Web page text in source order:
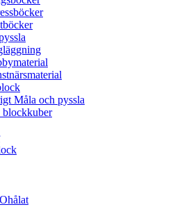
Måla och pyssla